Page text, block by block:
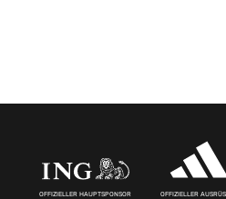
OFFIZIELLER HAUPTSPONSOR OFFIZIELLER